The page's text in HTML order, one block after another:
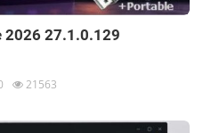
2026 27.1.0.129
21563